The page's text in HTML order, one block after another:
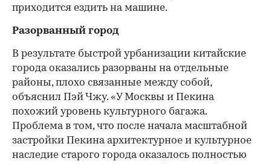
приходится ездить на машине.
Разорванный город
В результате быстрой урбанизации китайские
города оказались разорваны на отдельные
районы, плохо связанные между собой,
объяснил Пэй Чжу. «У Москвы и Пекина
похожий уровень культурного багажа.
Проблема в том, что после начала масштабной
застройки Пекина архитектурное и культурное
наследие старого города оказалось полностью